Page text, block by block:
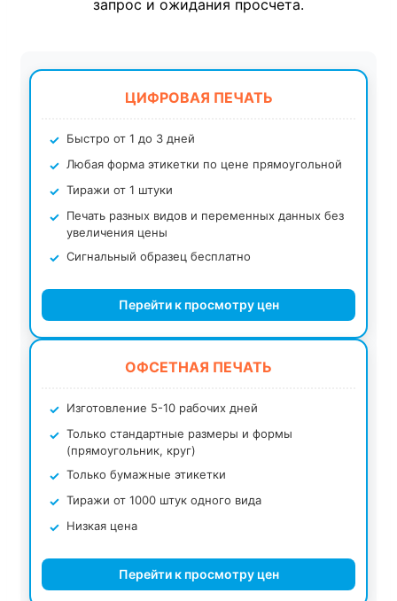
запрос и ожидания просчета.
ЦИФРОВАЯ ПЕЧАТЬ
Быстро от 1 до 3 дней
Любая форма этикетки по цене прямоугольной
Тиражи от 1 штуки
Печать разных видов и переменных данных без
увеличения цены
Сигнальный образец бесплатно
Перейти к просмотру цен
ОФСЕТНАЯ ПЕЧАТЬ
Изготовление 5-10 рабочих дней
Только стандартные размеры и формы
(прямоугольник, круг)
Только бумажные этикетки
Тиражи от 1000 штук одного вида
Низкая цена
Перейти к просмотру цен